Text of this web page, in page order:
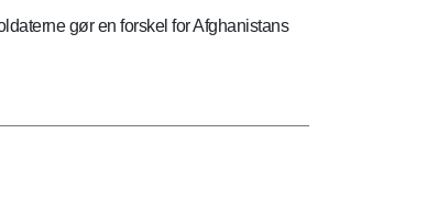
gør en forskel for Afghanistans